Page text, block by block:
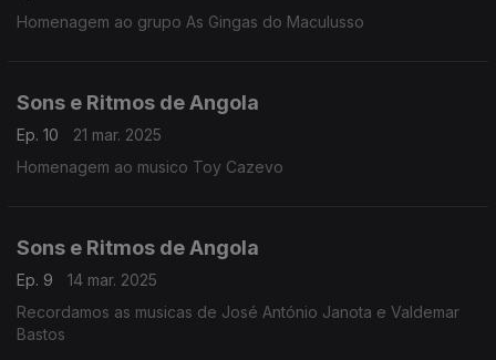
Homenagem ao grupo As Gingas do Maculusso
Sons e Ritmos de Angola
Ep. 10
21 mar. 2025
Homenagem ao musico Toy Cazevo
Sons e Ritmos de Angola
Ep. 9
14 mar. 2025
Recordamos as musicas de José António Janota e Valdemar
Bastos